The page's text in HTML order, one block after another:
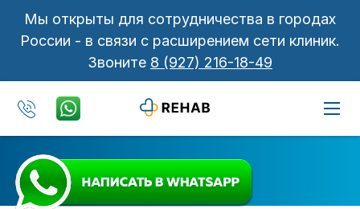
Мы открыты для сотрудничества в городах
России - в связи с расширением сети клиник.
Звоните 8 (927) 216-18-49